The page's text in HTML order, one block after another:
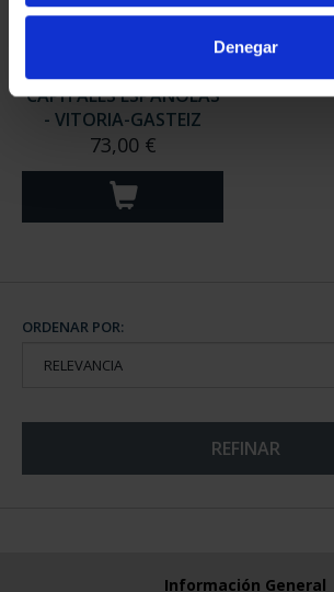
Denegar
CAPITALES ESPAÑOLAS
- VITORIA-GASTEIZ
73,00 €
ORDENAR POR:
REFINAR
Información General